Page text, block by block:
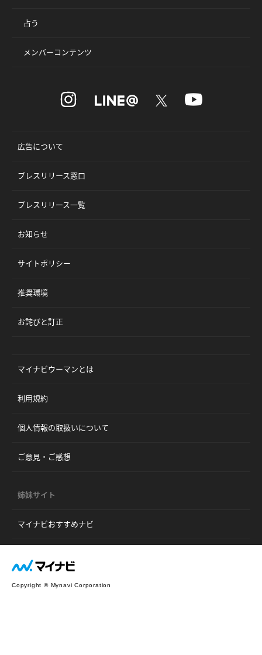
占う
メンバーコンテンツ
広告について
プレスリリース窓口
プレスリリース一覧
お知らせ
サイトポリシー
推奨環境
お詫びと訂正
マイナビウーマンとは
利用規約
個人情報の取扱いについて
ご意見・ご感想
姉妹サイト
マイナビおすすめナビ
Copyright © Mynavi Corporation